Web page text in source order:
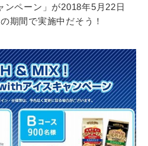
ンペーン」が2018年5月22日
期間で実施中だそう！